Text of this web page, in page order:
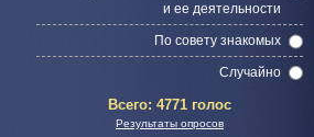
и ее деятельности
По совету знакомых
Случайно
Всего: 4771 голос
Результаты опросов